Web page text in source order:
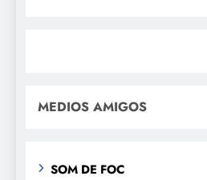
MEDIOS AMIGOS
SOM DE FOC